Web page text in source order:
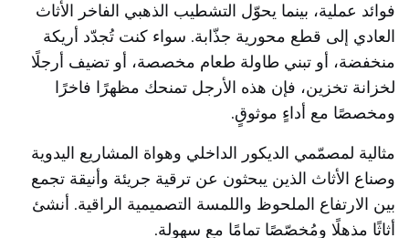
فوائد عملية، بينما يحوّل التشطيب الذهبي الفاخر الأثاث
العادي إلى قطع محورية جذّابة. سواء كنت تُجدّد أريكة
منخفضة، أو تبني طاولة طعام مخصصة، أو تضيف أرجلًا
لخزانة تخزين، فإن هذه الأرجل تمنحك مظهرًا فاخرًا
ومخصصًا مع أداءٍ موثوقٍ.
مثالية لمصمّمي الديكور الداخلي وهواة المشاريع اليدوية
وصناع الأثاث الذين يبحثون عن ترقية جريئة وأنيقة تجمع
بين الارتفاع الملحوظ واللمسة التصميمية الراقية. أنشئ
أثاثًا مذهلًا ومُخصّصًا تمامًا مع سهولة.